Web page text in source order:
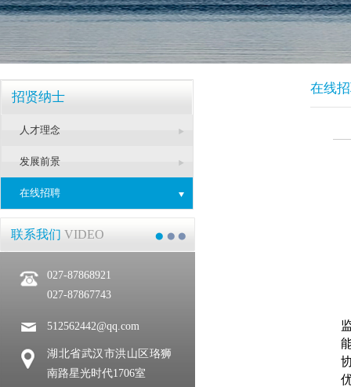
招贤纳士
人才理念
发展前景
在线招聘
联系我们 VIDEO
027-87868921
027-87867743
512562442@qq.com
湖北省武汉市洪山区珞狮
南路星光时代1706室
在线